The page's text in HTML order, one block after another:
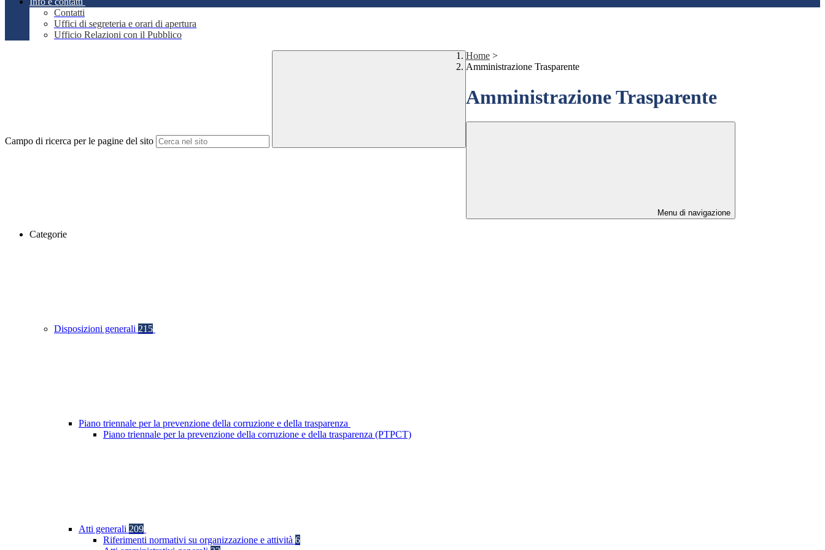
Contatti
Uffici di segreteria e orari di apertura
Ufficio Relazioni con il Pubblico
Campo di ricerca per le pagine del sito
Home >
Amministrazione Trasparente
Amministrazione Trasparente
Menu di navigazione
Categorie
Disposizioni generali 215
Piano triennale per la prevenzione della corruzione e della trasparenza
Piano triennale per la prevenzione della corruzione e della trasparenza (PTPCT)
Atti generali 209
Riferimenti normativi su organizzazione e attività 6